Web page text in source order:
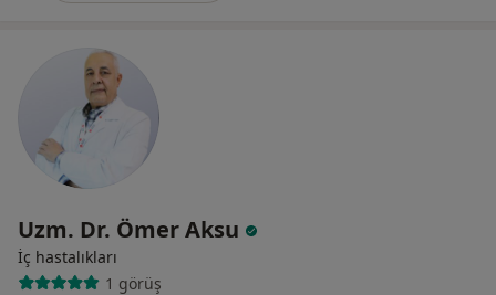
Uzm. Dr. Ömer Aksu
İç hastalıkları
1 görüş